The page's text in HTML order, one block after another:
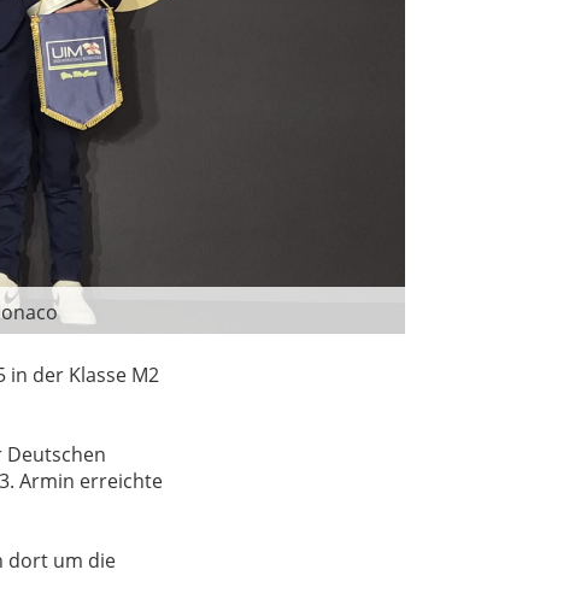
der Klasse M2
Deutschen
Armin erreichte
dort um die